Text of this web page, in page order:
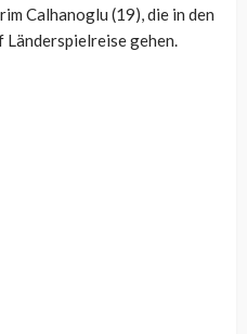
Calhanoglu (19), die in den
Länderspielreise gehen.